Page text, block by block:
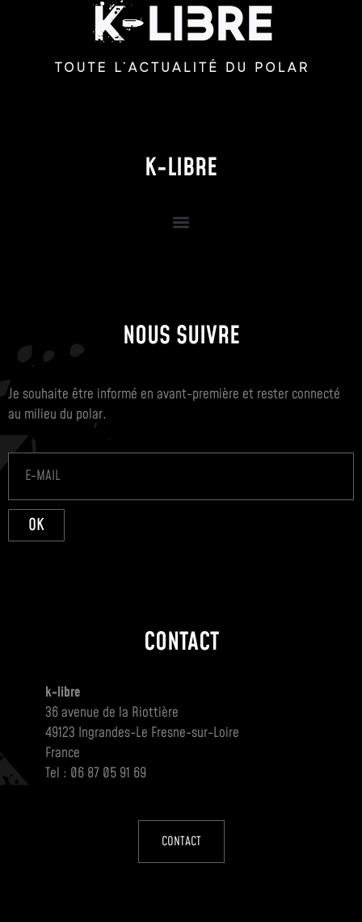
K-LIBRE
NOUS SUIVRE
Je souhaite être informé en avant-première et rester connecté
au milieu du polar.
OK
CONTACT
k-libre
36 avenue de la Riottière
49123 Ingrandes-Le Fresne-sur-Loire
France
Tel : 06 87 05 91 69
CONTACT